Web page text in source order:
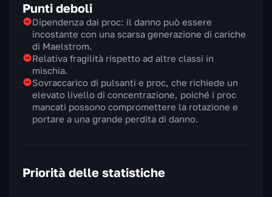
Punti deboli
Dipendenza dai proc: il danno può essere
incostante con una scarsa generazione di cariche
di Maelstrom.
Relativa fragilità rispetto ad altre classi in
mischia.
Sovraccarico di pulsanti e proc, che richiede un
elevato livello di concentrazione, poiché i proc
mancati possono compromettere la rotazione e
portare a una grande perdita di danno.
Priorità delle statistiche